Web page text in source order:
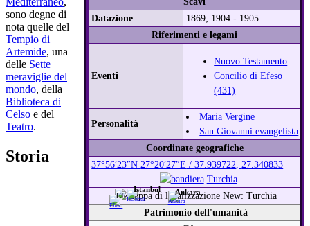
Datazione
1869; 1904 - 1905
Riferimenti e legami
Eventi
Nuovo Testamento
Concilio di Efeso
(431)
Personalità
Maria Vergine
San Giovanni evangelista
Coordinate geografiche
37°56′23″N 27°20′27″E /37.939722
27.340833
Turchia
Efeso
Ankara
Istanbul
Patrimonio dell'umanità
sono degne di
nota quelle del
Tempio di
Artemide, una
delle Sette
meraviglie del
mondo, della
Biblioteca di
Celso e del
Teatro.
Storia